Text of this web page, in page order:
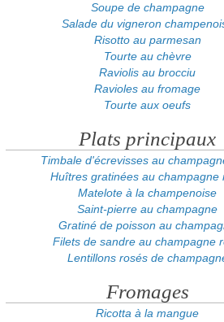
Soupe de champagne
Salade du vigneron
Risotto au parmesan
Tourte au chèvre
Raviolis au brocciu
Ravioles au fromage
Tourte aux oeufs
Plats principaux
Timbale d'écrevisses au
Huîtres gratinées au champagne
Matelote à la champenoise
Saint-pierre au champagne
Gratiné de poisson au
Filets de sandre au champagne
Lentillons rosés de
Fromages
Ricotta à la mangue